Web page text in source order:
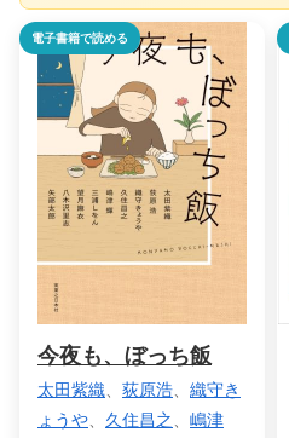
電子書籍で読める
今夜も、ぼっち飯
太田紫織 荻原浩
織守き
ょうや
久住昌之
嶋津